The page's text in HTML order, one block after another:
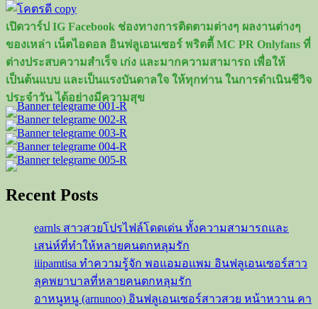
เปิดวาร์ป IG Facebook ช่องทางการติดตามต่างๆ ผลงานต่างๆ
ของเหล่า เน็ตไอดอล อินฟลูเอนเซอร์ พริตตี้ MC PR Onlyfans ที่
ต่างประสบความสำเร็จ เก่ง และมากความสามารถ เพื่อให้
เป็นต้นแบบ และเป็นแรงบันดาลใจ ให้ทุกท่าน ในการดำเนินชีวิจ
ประจำวัน ได้อย่างมีความสุข
Recent Posts
earnls สาวสวยโปรไฟล์โดดเด่น ทั้งความสามารถและ
เสน่ห์ที่ทำให้หลายคนตกหลุมรัก
iiipamtisa ทำความรู้จัก พอแอมอแพม อินฟลูเอนเซอร์สาว
ลุคพยาบาลที่หลายคนตกหลุมรัก
อาหนูหนู (arnunoo) อินฟลูเอนเซอร์สาวสวย หน้าหวาน คา